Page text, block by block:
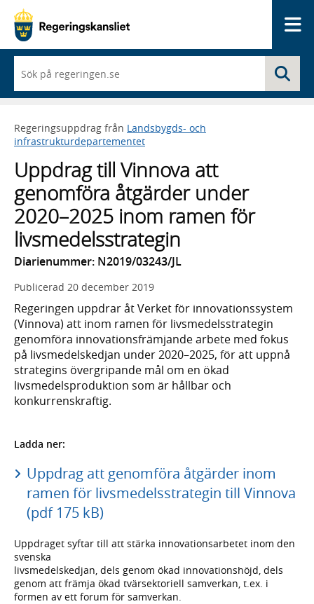
du
börjar
skriva
framträder
en
med
sökförslag
Regeringsuppdrag från Landsbygds- och
infrastrukturdepartementet
Uppdrag till Vinnova att
genomföra åtgärder under
2020–2025 inom ramen för
livsmedelsstrategin
Diarienummer: N2019/03243/JL
Publicerad 20 december 2019
Regeringen uppdrar åt Verket för innovationssystem
(Vinnova) att inom ramen för livsmedelsstrategin
genomföra innovationsfrämjande arbete med fokus
på livsmedelskedjan under 2020–2025, för att uppnå
strategins övergripande mål om en ökad
livsmedelsproduktion som är hållbar och
konkurrenskraftig.
Ladda ner:
Uppdrag att genomföra åtgärder inom
ramen för livsmedelsstrategin till Vinnova
(pdf 175 kB)
Uppdraget syftar till att stärka innovationsarbetet inom den
svenska
livsmedelskedjan, dels genom ökad innovationshöjd, dels
genom att främja ökad tvärsektoriell samverkan, t.ex. i
formen av ett forum för samverkan.